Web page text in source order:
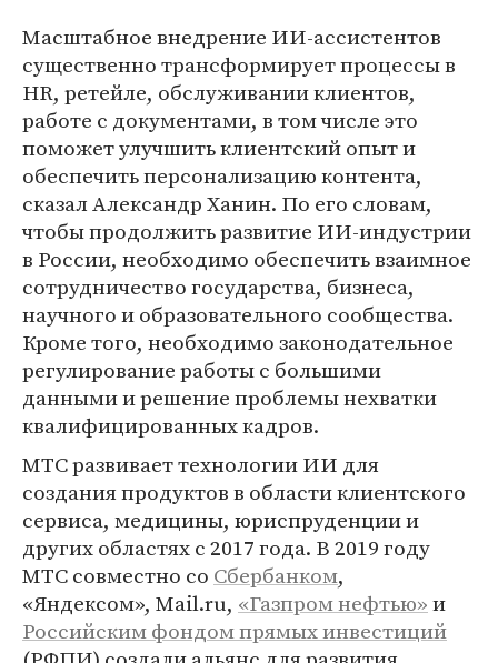
Масштабное внедрение ИИ-ассистентов
существенно трансформирует процессы в
HR, ретейле, обслуживании клиентов,
работе с документами, в том числе это
поможет улучшить клиентский опыт и
обеспечить персонализацию контента,
сказал Александр Ханин. По его словам,
чтобы продолжить развитие ИИ-индустрии
в России, необходимо обеспечить взаимное
сотрудничество государства, бизнеса,
научного и образовательного сообщества.
Кроме того, необходимо законодательное
регулирование работы с большими
данными и решение проблемы нехватки
квалифицированных кадров.
МТС развивает технологии ИИ для
создания продуктов в области клиентского
сервиса, медицины, юриспруденции и
других областях с 2017 года. В 2019 году
МТС совместно со Сбербанком,
«Яндексом», Mail.ru, «Газпром нефтью»и
Российским фондом прямых инвестиций